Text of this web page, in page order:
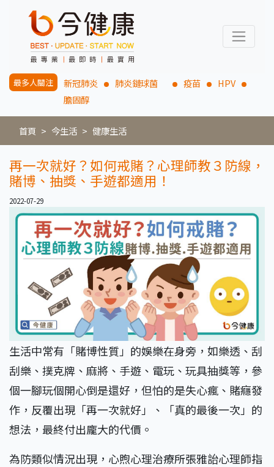
最多人關注 新冠肺炎 肺炎鏈球菌 疫苗
HPV
膽固醇
首頁 今生活 健康生活
再一次就好？如何戒賭？心理師教３防線，
賭博、抽獎、手遊都適用！
2022-07-29
生活中常有「賭博性質」的娛樂在身旁，如樂透、刮
刮樂、撲克牌、麻將、手遊、電玩、玩具抽獎等，參
個一腳玩個開心倒是還好，但怕的是失心瘋、賭癮發
作，反覆出現「再一次就好」、「真的最後一次」的
想法，最終付出龐大的代價。
為防類似情況出現，心煦心理治療所張雅詒心理師指